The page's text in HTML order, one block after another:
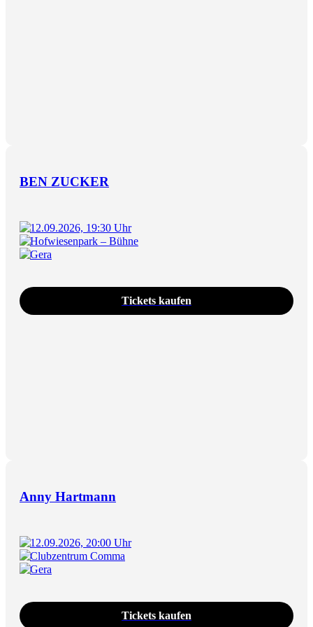
BEN ZUCKER
12.09.2026, 19:30 Uhr
Hofwiesenpark – Bühne
Gera
Tickets kaufen
Anny Hartmann
12.09.2026, 20:00 Uhr
Clubzentrum Comma
Gera
Tickets kaufen